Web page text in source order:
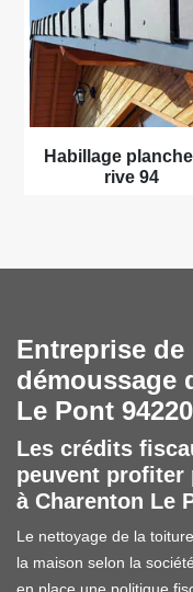
Habillage
rive 94
Entreprise
démoussage
Le Pont
Les crédits
peuvent profiter
à Charenton Le
Le nettoyage de la
la maison selon la